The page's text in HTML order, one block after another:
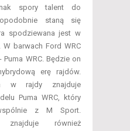
spory talent do
staną się
spodziewana jest w
barwach Ford WRC
WRC. Będzie on
erę rajdów.
w rajdy znajduje
Puma WRC, który
z M Sport.
znajduje również